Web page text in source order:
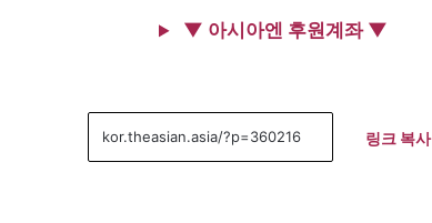
▼ 아시아엔 후원계좌 ▼
링크 복사